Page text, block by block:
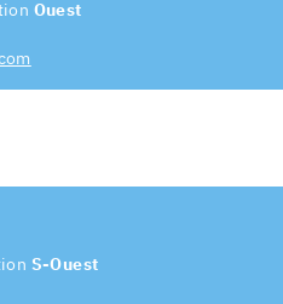
Ouest
S-Ouest